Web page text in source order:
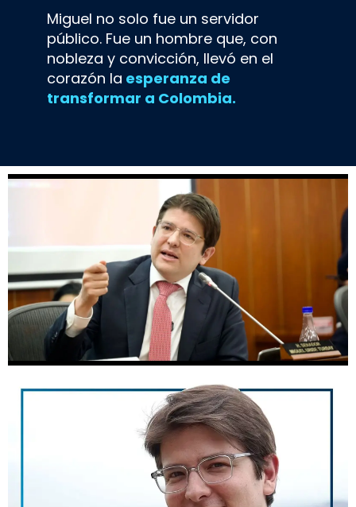
Miguel no solo fue un servidor
público. Fue un hombre que, con
nobleza y convicción, llevó en el
corazón la esperanza de
transformar a Colombia.